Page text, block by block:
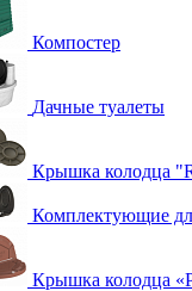
Компостер
Дачные туалеты
Крышка колодца
Комплектующие
Крышка колодца